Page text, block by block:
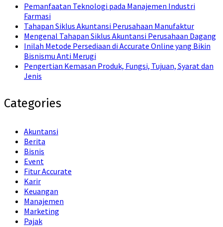
Pemanfaatan Teknologi pada Manajemen Industri
Farmasi
Tahapan Siklus Akuntansi Perusahaan Manufaktur
Mengenal Tahapan Siklus Akuntansi Perusahaan Dagang
Inilah Metode Persediaan di Accurate Online yang Bikin
Bisnismu Anti Merugi
Pengertian Kemasan Produk, Fungsi, Tujuan, Syarat dan
Jenis
Categories
Akuntansi
Berita
Bisnis
Event
Fitur Accurate
Karir
Keuangan
Manajemen
Marketing
Pajak